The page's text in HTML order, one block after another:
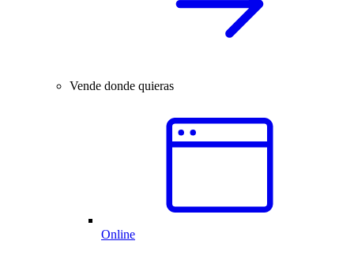
Vende donde quieras
Online